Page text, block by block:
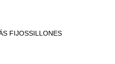
FIJOSSILLONES